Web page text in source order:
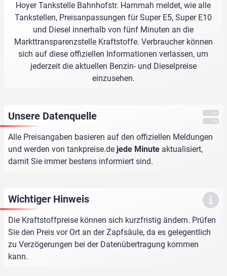
Hoyer Tankstelle Bahnhofstr. Hammah meldet, wie alle
Tankstellen, Preisanpassungen für Super E5, Super E10
und Diesel innerhalb von fünf Minuten an die
Markttransparenzstelle Kraftstoffe. Verbraucher können
sich auf diese offiziellen Informationen verlassen, um
jederzeit die aktuellen Benzin- und Dieselpreise
einzusehen.
Unsere Datenquelle
Alle Preisangaben basieren auf den offiziellen Meldungen
und werden von tankpreise.de jede Minute aktualisiert,
damit Sie immer bestens informiert sind.
Wichtiger Hinweis
Die Kraftstoffpreise können sich kurzfristig ändern. Prüfen
Sie den Preis vor Ort an der Zapfsäule, da es gelegentlich
zu Verzögerungen bei der Datenübertragung kommen
kann.